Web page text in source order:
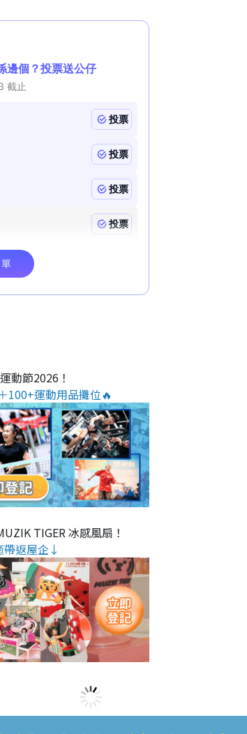
動節2026！
100+運動用品攤位🔥
TIGER 冰感風扇！
帶返屋企↓